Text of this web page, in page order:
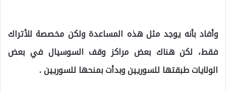
وأفاد بأنه يوجد مثل هذه المساعدة ولكن مخصصة للأتراك
فقط، لكن هناك بعض مراكز وقف السوسيال في بعض
الولايات طبقتها للسوريين وبدأت بمنحها للسوريين .